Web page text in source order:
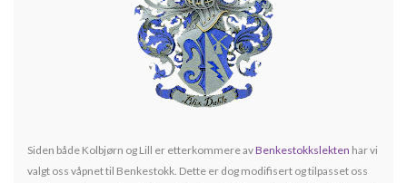
Siden både Kolbjørn og Lill er etterkommere avBenkestokkslekten har vi
valgt oss våpnet til Benkestokk. Dette er dog modifisert og tilpasset oss